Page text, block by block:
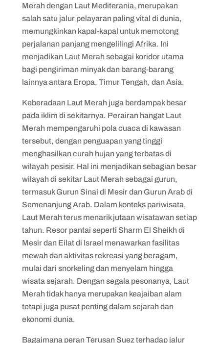
Merah dengan Laut Mediterania, merupakan
salah satu jalur pelayaran paling vital di dunia,
memungkinkan kapal-kapal untuk memotong
perjalanan panjang mengelilingi Afrika. Ini
menjadikan Laut Merah sebagai koridor utama
bagi pengiriman minyak dan barang-barang
lainnya antara Eropa, Timur Tengah, dan Asia.
Keberadaan Laut Merah juga berdampak besar
pada iklim di sekitarnya. Perairan hangat Laut
Merah mempengaruhi pola cuaca di kawasan
tersebut, dengan penguapan yang tinggi
menghasilkan curah hujan yang terbatas di
wilayah pesisir. Hal ini menjadikan sebagian besar
wilayah di sekitar Laut Merah sebagai gurun,
termasuk Gurun Sinai di Mesir dan Gurun Arab di
Semenanjung Arab. Dalam konteks pariwisata,
Laut Merah terus menarik jutaan wisatawan setiap
tahun. Resor pantai seperti Sharm El Sheikh di
Mesir dan Eilat di Israel menawarkan fasilitas
mewah dan aktivitas rekreasi yang beragam,
mulai dari snorkeling dan menyelam hingga
wisata sejarah. Dengan segala pesonanya, Laut
Merah tidak hanya merupakan keajaiban alam
tetapi juga pusat penting dalam sejarah dan
ekonomi dunia.
Bagaimana peran Terusan Suez terhadap jalur